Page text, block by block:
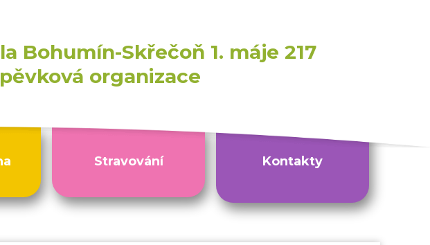
Bohumín-Skřečoň 1. máje 217
organizace
Stravování Kontakty